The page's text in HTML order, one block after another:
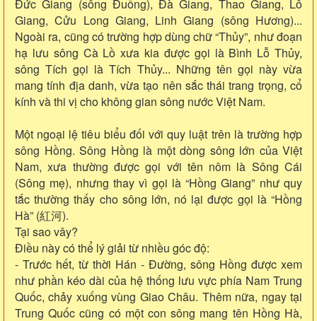
Đức Giang (sông Đuống), Đà Giang, Thao Giang, Lô
Giang, Cửu Long Giang, Linh Giang (sông Hương)...
Ngoài ra, cũng có trường hợp dùng chữ “Thủy”, như đoạn
hạ lưu sông Cà Lồ xưa kia được gọi là Bình Lỗ Thủy,
sông Tích gọi là Tích Thủy... Những tên gọi này vừa
mang tính địa danh, vừa tạo nên sắc thái trang trọng, cổ
kính và thi vị cho không gian sông nước Việt Nam.
Một ngoại lệ tiêu biểu đối với quy luật trên là trường hợp
sông Hồng. Sông Hồng là một dòng sông lớn của Việt
Nam, xưa thường được gọi với tên nôm là Sông Cái
(Sông mẹ), nhưng thay vì gọi là “Hồng Giang” như quy
tắc thường thấy cho sông lớn, nó lại được gọi là “Hồng
Hà” (紅河).
Tại sao vây?
Điều này có thể lý giải từ nhiều góc độ:
- Trước hết, từ thời Hán - Đường, sông Hồng được xem
như phần kéo dài của hệ thống lưu vực phía Nam Trung
Quốc, chảy xuống vùng Giao Châu. Thêm nữa, ngay tại
Trung Quốc cũng có một con sông mang tên Hồng Hà,